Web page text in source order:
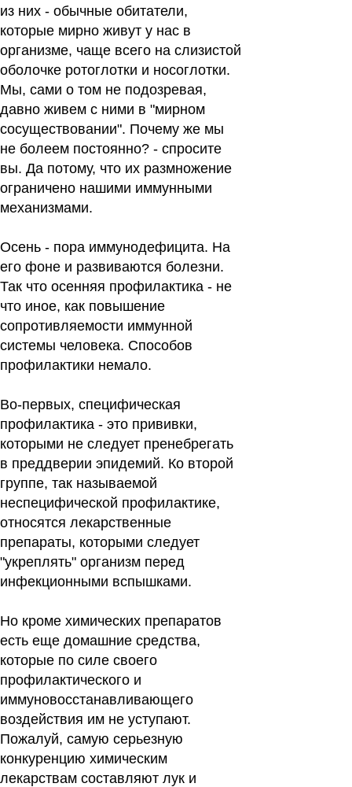
из них - обычные обитатели,
которые мирно живут у нас в
организме, чаще всего на слизистой
оболочке ротоглотки и носоглотки.
Мы, сами о том не подозревая,
давно живем с ними в "мирном
сосуществовании". Почему же мы
не болеем постоянно? - спросите
вы. Да потому, что их размножение
ограничено нашими иммунными
механизмами.
Осень - пора иммунодефицита. На
его фоне и развиваются болезни.
Так что осенняя профилактика - не
что иное, как повышение
сопротивляемости иммунной
системы человека. Способов
профилактики немало.
Во-первых, специфическая
профилактика - это прививки,
которыми не следует пренебрегать
в преддверии эпидемий. Ко второй
группе, так называемой
неспецифической профилактике,
относятся лекарственные
препараты, которыми следует
"укреплять" организм перед
инфекционными вспышками.
Но кроме химических препаратов
есть еще домашние средства,
которые по силе своего
профилактического и
иммуновосстанавливающего
воздействия им не уступают.
Пожалуй, самую серьезную
конкуренцию химическим
лекарствам составляют лук и